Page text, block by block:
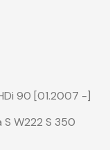
90 [01.2007 -]
W222 S 350